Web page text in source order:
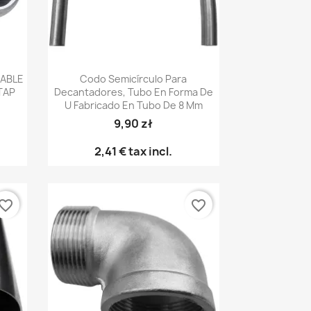
Vista rápida
Codo Semicírculo Para
Decantadores, Tubo En Forma De
U Fabricado En Tubo De 8 Mm
9,90 zł
2,41 €tax incl.
favorite_border